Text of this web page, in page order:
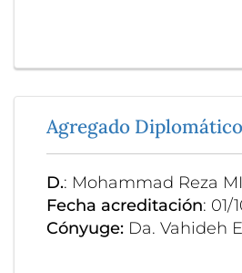
Agregado Diplomático
D.: Mohammad Reza
Fecha acreditación: 01/
Cónyuge: Da. Vahideh